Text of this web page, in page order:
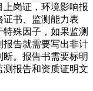
岗证，环境影响报
书、监测能力表
殊因子，如果监测
报告就需要写出非计
。报告书需要标明
报告和资质证明文